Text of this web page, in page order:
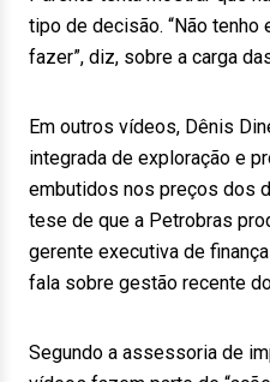
tipo de decisão. “Não
fazer”, diz, sobre a carga
Em outros vídeos, Dênis
integrada de exploração e
embutidos nos preços dos
tese de que a Petrobras
gerente executiva de
fala sobre gestão recente
Segundo a assessoria de